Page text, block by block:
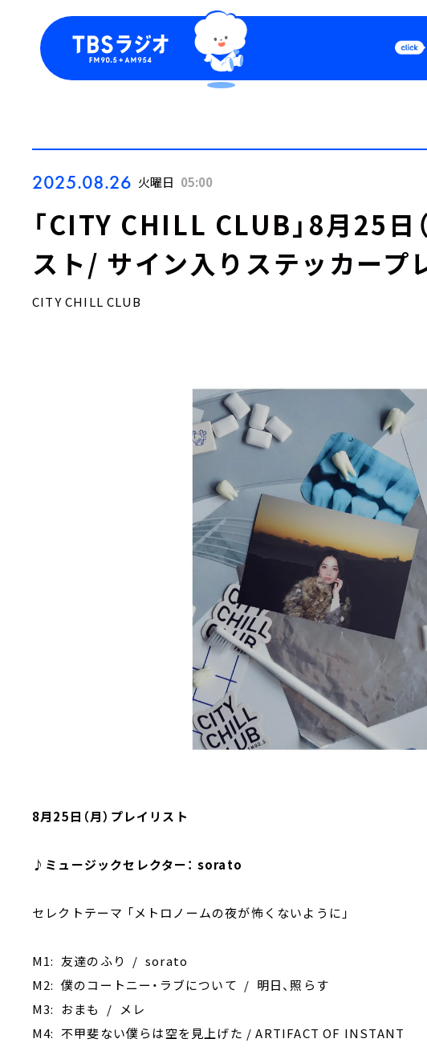
Podcast
2025.08.26 火曜日 05:00
「CITY CHILL CLUB」8月25日
スト/ サイン入りステッカープ
CITY CHILL CLUB
8月25日（月）プレイリスト
♪ミュージックセレクター： sorato
セレクトテーマ 「メトロノームの夜が怖くないように」
M1: 友達のふり / sorato
M2: 僕のコートニー・ラブについて / 明日、照らす
M3: おまも / メレ
M4: 不甲斐ない僕らは空を見上げた / ARTIFACT OF INSTANT